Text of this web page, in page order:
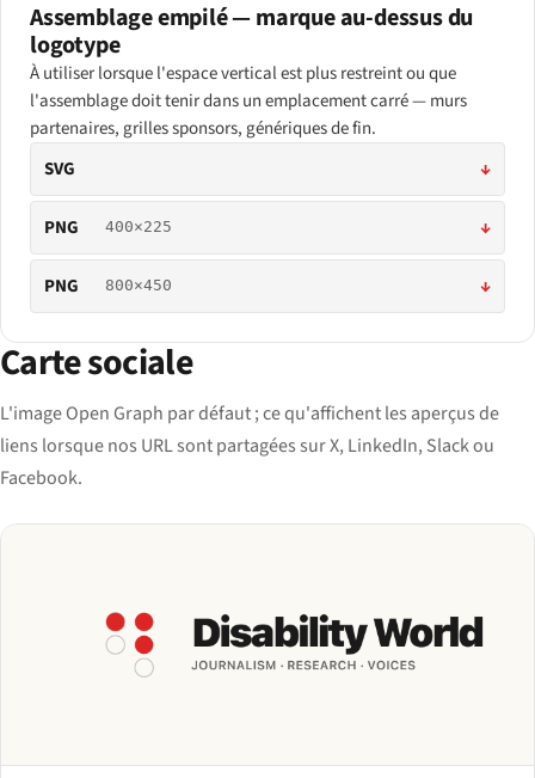
Assemblage empilé — marque au-dessus du
logotype
À utiliser lorsque l'espace vertical est plus restreint ou que
l'assemblage doit tenir dans un emplacement carré — murs
partenaires, grilles sponsors, génériques de fin.
SVG
↓
PNG 400×225 ↓
PNG 800×450 ↓
Carte sociale
L'image Open Graph par défaut ; ce qu'affichent les aperçus de
liens lorsque nos URL sont partagées sur X, LinkedIn, Slack ou
Facebook.